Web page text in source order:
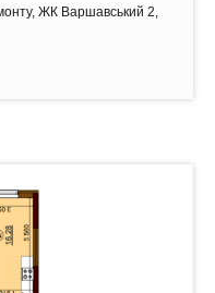
ЖК Варшавський 2,